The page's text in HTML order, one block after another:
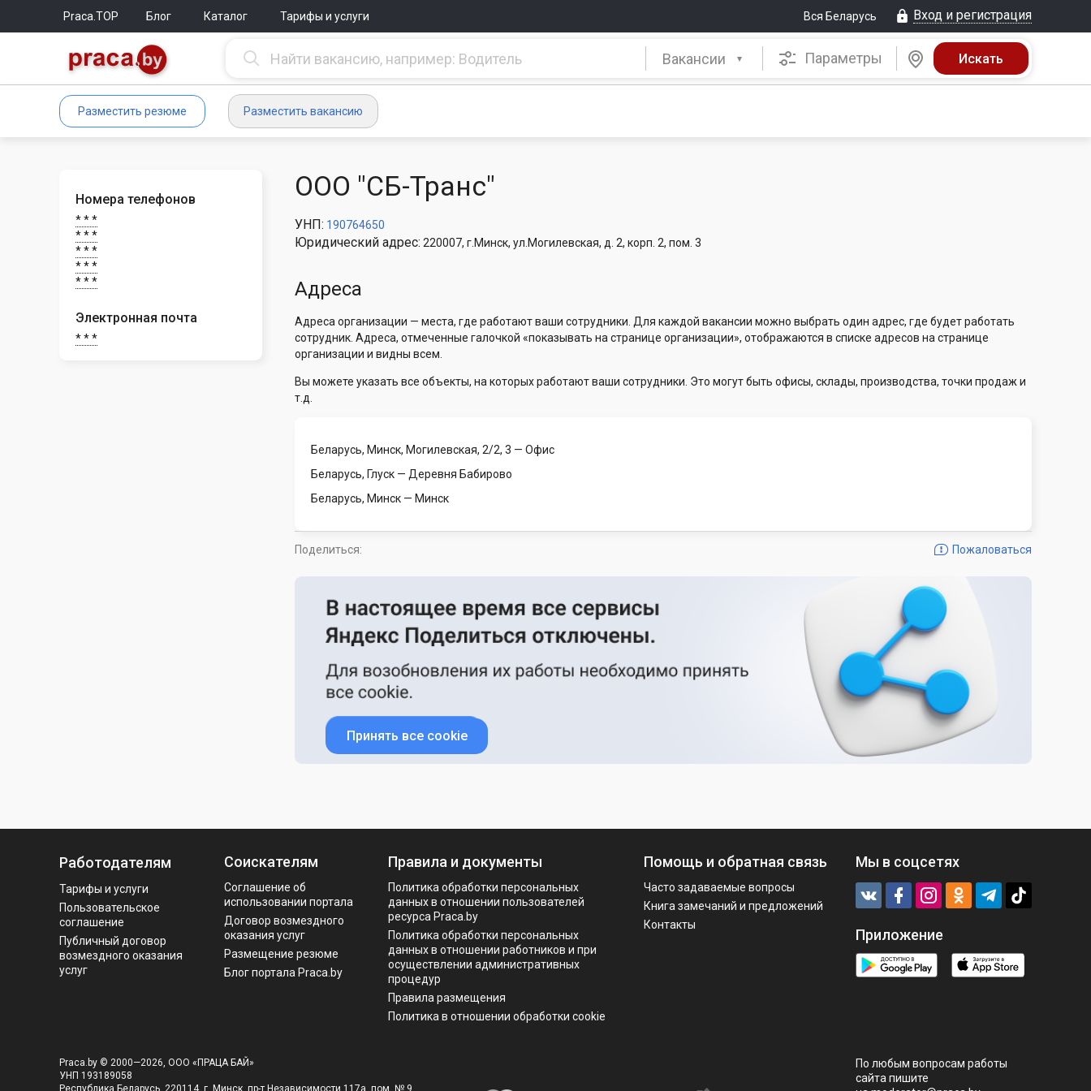
Praca.TOP Блог Каталог Тарифы и услуги Вся Беларусь Вход и регистрация
Вакансии Параметры
Разместить резюме Разместить вакансию
Номера телефонов
* * *
* * *
* * *
* * *
* * *
Электронная почта
* * *
ООО "СБ-Транс"
УНП: 190764650
Юридический адрес: 220007, г.Минск, ул.Могилевская, д. 2, корп. 2, пом. 3
Адреса
Адреса организации — места, где работают ваши сотрудники. Для каждой вакансии можно выбрать один адрес, где будет работать
сотрудник. Адреса, отмеченные галочкой «показывать на странице организации», отображаются в списке адресов на странице
организации и видны всем.
Вы можете указать все объекты, на которых работают ваши сотрудники. Это могут быть офисы, склады, производства, точки продаж и
т.д.
Беларусь, Минск, Могилевская, 2/2, 3 — Офис
Беларусь, Глуск — Деревня Бабирово
Беларусь, Минск — Минск
Пожаловаться
Поделиться:
Принять все cookie
Работодателям
Тарифы и услуги
Пользовательское
соглашение
Публичный договор
возмездного оказания
услуг
Соискателям
Соглашение об
использовании портала
Договор возмездного
оказания услуг
Размещение резюме
Блог портала Praca.by
Правила и документы
Политика обработки персональных
данных в отношении пользователей
ресурса Praca.by
Политикa обработки персональных
данных в отношении работников и при
осуществлении административных
процедур
Правила размещения
Политика в отношении обработки cookie
Помощь и обратная связь
Часто задаваемые вопросы
Книга замечаний и предложений
Контакты
Мы в соцсетях
Приложение
Praca.by © 2000—2026, ООО «ПРАЦА БАЙ»
УНП 193189058
Республика Беларусь, 220114, г. Минск, пр-т Независимости 117а, пом. № 9.
По любым вопросам работы
сайта пишите